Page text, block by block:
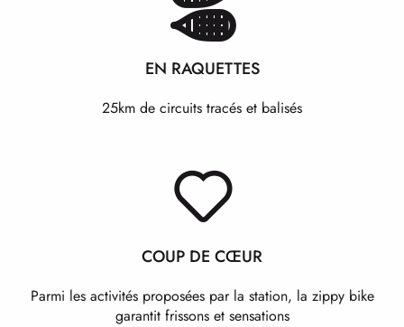
EN RAQUETTES
25km de circuits tracés et balisés
COUP DE CŒUR
Parmi les activités proposées par la station, la zippy bike
garantit frissons et sensations